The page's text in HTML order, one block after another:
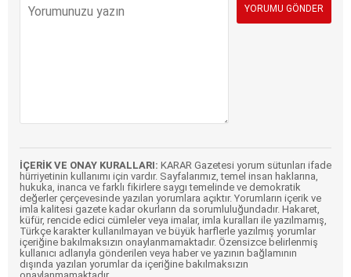
İÇERİK VE ONAY KURALLARI: KARAR Gazetesi yorum sütunları ifade
hürriyetinin kullanımı için vardır. Sayfalarımız, temel insan haklarına,
hukuka, inanca ve farklı fikirlere saygı temelinde ve demokratik
değerler çerçevesinde yazılan yorumlara açıktır. Yorumların içerik ve
imla kalitesi gazete kadar okurların da sorumluluğundadır. Hakaret,
küfür, rencide edici cümleler veya imalar, imla kuralları ile yazılmamış,
Türkçe karakter kullanılmayan ve büyük harflerle yazılmış yorumlar
içeriğine bakılmaksızın onaylanmamaktadır. Özensizce belirlenmiş
kullanıcı adlarıyla gönderilen veya haber ve yazının bağlamının
dışında yazılan yorumlar da içeriğine bakılmaksızın